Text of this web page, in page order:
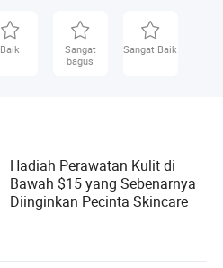
Baik
Sangat
bagus
Sangat Baik
Hadiah Perawatan Kulit di
Bawah $15 yang Sebenarnya
Diinginkan Pecinta Skincare